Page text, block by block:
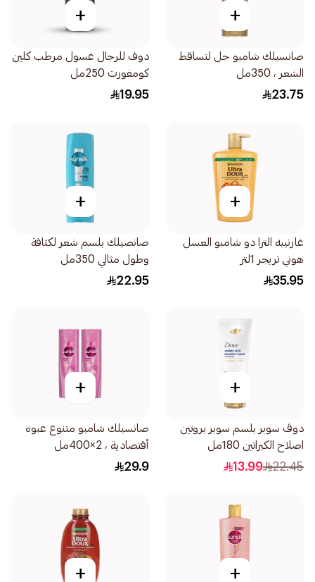
+
صانسيلك شامبو حل لتساقط
الشعر ، 350مل
23.75
+
دوف للرجال غسول مرطب كلين
كومفورت 250مل
19.95
+
غارنييه الترا دو شامبو العسل
هوني تريجر 1لتر
35.95
+
صانصيلك بلسم شعر لكثافة
وطول مثالي 350مل
22.95
+
دوڤ سوبر بلسم سوبر بروتين
اصلاح الكيراتين 180مل
22.45
13.99
+
صانسيلك شامبو متنوع عبوة
أقتصادية ، 2×400مل
29.9
+
+